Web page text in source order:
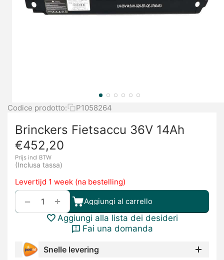
Codice prodotto: P1058264
Brinckers Fietsaccu 36V 14Ah
€452,20
Prijs incl BTW
(Inclusa tassa)
Levertijd 1 week (na bestelling)
+
− Aggiungi al carrello
Aggiungi alla lista dei desideri
Fai una domanda
Snelle levering